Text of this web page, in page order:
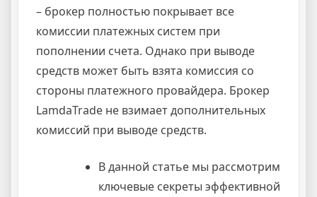
– брокер полностью покрывает все
комиссии платежных систем при
пополнении счета. Однако при выводе
средств может быть взята комиссия со
стороны платежного провайдера. Брокер
LamdaTrade не взимает дополнительных
комиссий при выводе средств.
В данной статье мы рассмотрим
ключевые секреты эффективной